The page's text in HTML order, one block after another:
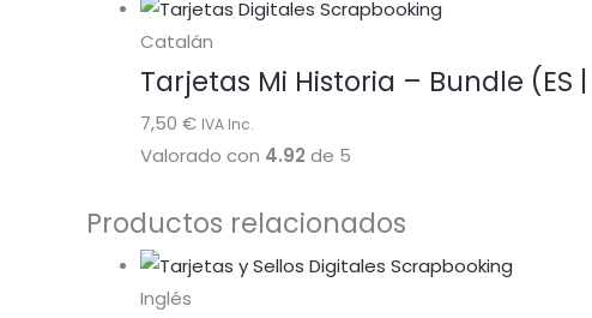
Catalán
Tarjetas Mi Historia – Bundle (ES |
7,50 € IVA Inc.
Valorado con 4.92 de 5
Productos relacionados
Inglés